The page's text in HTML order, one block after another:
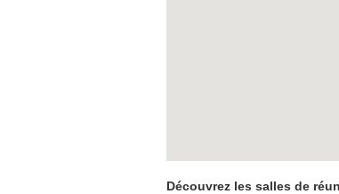
Découvrez les salles de